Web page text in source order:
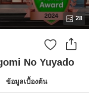
28
No Yuyado
ข้อมูลเบื้องต้น